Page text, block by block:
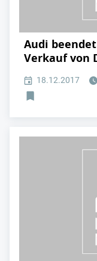
Audi
Verkauf von
18.12.2017